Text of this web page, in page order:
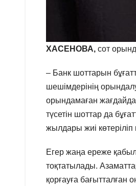
ХАСЕНОВА, сот
– Банк шоттарын
шешімдерінің
орындамаған
түсетін шоттар да
жылдары жиі көтеріліп
Егер жаңа ереже
тоқтатылады.
қорғауға бағытталған